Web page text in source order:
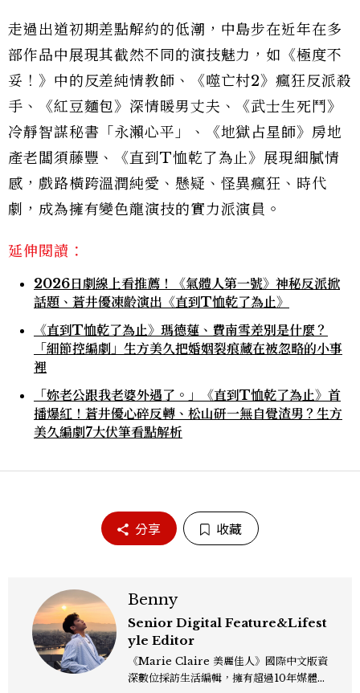
走過出道初期差點解約的低潮，中島步在近年在多
部作品中展現其截然不同的演技魅力，如《極度不
妥！》中的反差純情教師、《噬亡村2》瘋狂反派殺
手、《紅豆麵包》深情暖男丈夫、《武士生死鬥》
冷靜智謀秘書「永瀨心平」、《地獄占星師》房地
產老闆須藤豐、《直到T恤乾了為止》展現細膩情
感，戲路橫跨溫潤純愛、懸疑、怪異瘋狂、時代
劇，成為擁有變色龍演技的實力派演員。
延伸閱讀：
2026日劇線上看推薦！《氣體人第一號》神秘反派掀
話題、蒼井優凍齡演出《直到T恤乾了為止》
《直到T恤乾了為止》瑪德蓮、費南雪差別是什麼？
「細節控編劇」生方美久把婚姻裂痕藏在被忽略的小事
裡
「妳老公跟我老婆外遇了。」《直到T恤乾了為止》首
播爆紅！蒼井優心碎反轉、松山研一無自覺渣男？生方
美久編劇7大伏筆看點解析
分享 收藏
Benny
Senior Digital Feature&Lifest
yle Editor
《Marie Claire 美麗佳人》國際中文版資
深數位採訪生活編輯，擁有超過10年媒體與